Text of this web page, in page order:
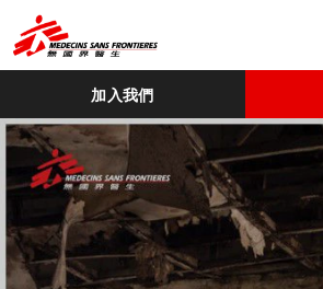
加入我們